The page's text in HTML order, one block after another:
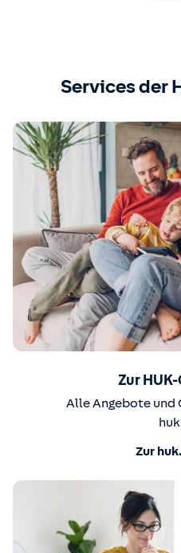
Services der
Zur
Alle Angebote und
Zur